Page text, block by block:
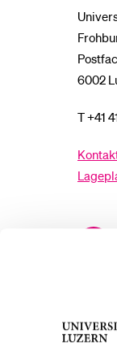
6002
T +41